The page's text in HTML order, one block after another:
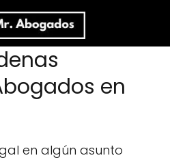
en
en algún asunto